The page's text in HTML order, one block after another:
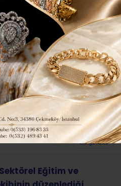
VE
ÖZYEĞİN’DE
261 Güncel
ABONE OL
Eğitim ve